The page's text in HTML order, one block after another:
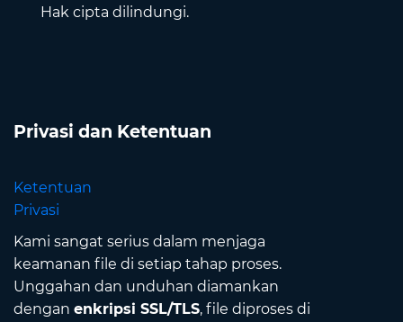
Hak cipta dilindungi.
Privasi dan Ketentuan
Ketentuan
Privasi
Kami sangat serius dalam menjaga
keamanan file di setiap tahap proses.
Unggahan dan unduhan diamankan
dengan enkripsi SSL/TLS, file diproses di